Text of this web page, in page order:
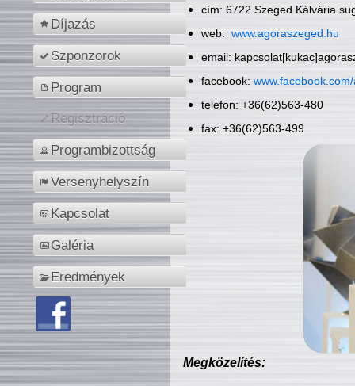
Díjazás
Szponzorok
Program
Regisztráció
Programbizottság
Versenyhelyszín
Kapcsolat
Galéria
Eredmények
cím: 6722 Szeged Kálvária
web: www.agoraszeged.hu
email:
facebook:
telefon: +36(62)563-480
fax: +36(62)563-499
Megközelítés: